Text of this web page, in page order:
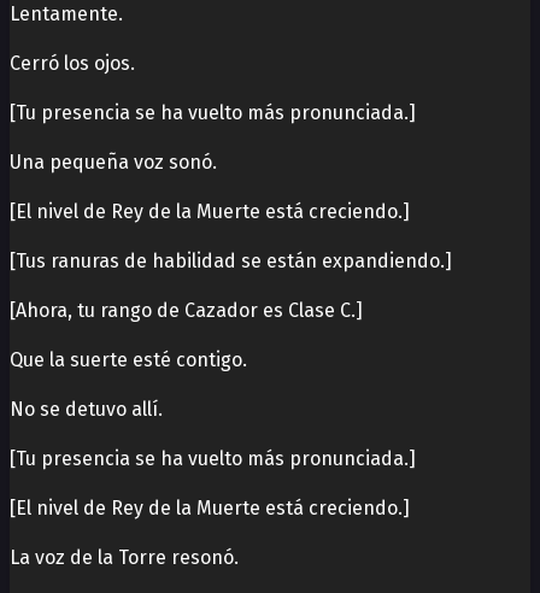
Lentamente.
Cerró los ojos.
[Tu presencia se ha vuelto más pronunciada.]
Una pequeña voz sonó.
[El nivel de Rey de la Muerte está creciendo.]
[Tus ranuras de habilidad se están expandiendo.]
[Ahora, tu rango de Cazador es Clase C.]
Que la suerte esté contigo.
No se detuvo allí.
[Tu presencia se ha vuelto más pronunciada.]
[El nivel de Rey de la Muerte está creciendo.]
La voz de la Torre resonó.